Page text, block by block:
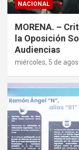
NACIONAL
MORENA. –
la Oposición
Audiencias
miércoles, 5 de